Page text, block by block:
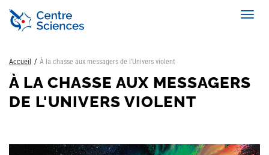
Aller
contenu
Accueil À la chasse aux messagers de l'Univers violent
À LA CHASSE AUX MESSAGERS
DE L'UNIVERS VIOLENT